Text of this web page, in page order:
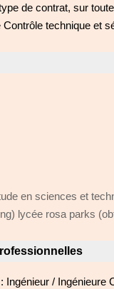
de contrat, sur
technique et
en sciences et
lycée rosa parks
: Ingénieur / Ingénieure